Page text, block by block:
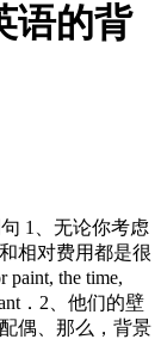
语的背
1、无论你考虑
相对费用都是很
paint, the time,
．2、他们的壁
偶、那么，背景